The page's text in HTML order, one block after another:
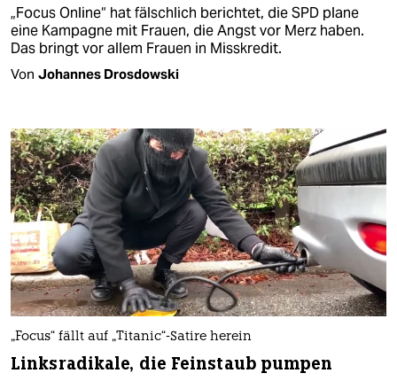
„Focus Online“ hat fälschlich berichtet, die SPD plane
eine Kampagne mit Frauen, die Angst vor Merz haben.
Das bringt vor allem Frauen in Misskredit.
Von Johannes Drosdowski
„Focus“ fällt auf „Titanic“-Satire herein
Linksradikale, die Feinstaub pumpen